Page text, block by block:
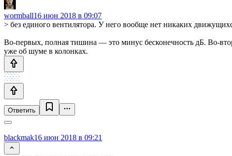
wormball16 июн 2018 в 09:07
> без единого вентилятора. У него вообще нет никаких
Во-первых, полная тишина — это минус бесконечность дБ. Во-
уже об шуме в колонках.
Ответить
blackmak16 июн 2018 в 09:21